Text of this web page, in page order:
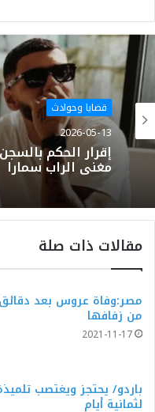
قضايا وحوادث
2026-05-13
إقرار الحكم
مغني الراب سمارا
مقالات ذات صلة
مصر:وفاة عروس بعد دقائق
من زفافها
2021-11-17
باردو/ يحتجز ويغتصب
لثمانية أيام